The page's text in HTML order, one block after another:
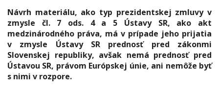
Návrh materiálu, ako typ prezidentskej zmluvy v
zmysle čl. 7 ods. 4 a 5 Ústavy SR, ako akt
medzinárodného práva, má v prípade jeho prijatia
v zmysle Ústavy SR prednosť pred zákonmi
Slovenskej republiky, avšak nemá prednosť pred
Ústavou SR, právom Európskej únie, ani nemôže byť
s nimi v rozpore.